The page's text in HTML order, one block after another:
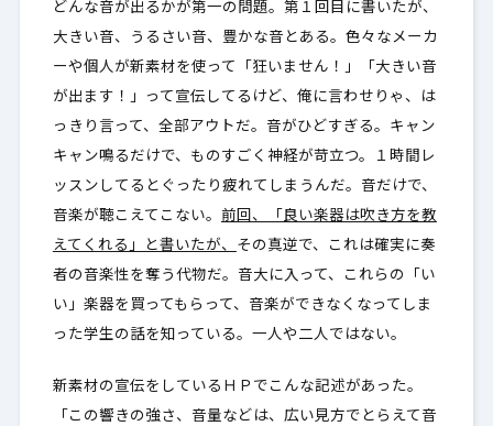
どんな音が出るかが第一の問題。第１回目に書いたが、
大きい音、うるさい音、豊かな音とある。色々なメーカ
ーや個人が新素材を使って「狂いません！」「大きい音
が出ます！」って宣伝してるけど、俺に言わせりゃ、は
っきり言って、全部アウトだ。音がひどすぎる。キャン
キャン鳴るだけで、ものすごく神経が苛立つ。１時間レ
ッスンしてるとぐったり疲れてしまうんだ。音だけで、
音楽が聴こえてこない。 前回、「良い楽器は吹き方を教
えてくれる」と書いたが、 その真逆で、これは確実に奏
者の音楽性を奪う代物だ。音大に入って、これらの「い
い」楽器を買ってもらって、音楽ができなくなってしま
った学生の話を知っている。一人や二人ではない。
新素材の宣伝をしているＨＰでこんな記述があった。
「この響きの強さ、音量などは、広い見方でとらえて音